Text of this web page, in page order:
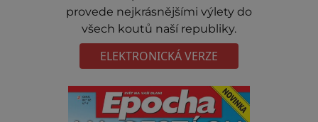
provede nejkrásnějšími výlety do
všech koutů naší republiky.
ELEKTRONICKÁ VERZE